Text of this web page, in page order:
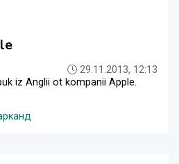
29.11.2013, 12:13
iz Anglii ot kompanii Apple.